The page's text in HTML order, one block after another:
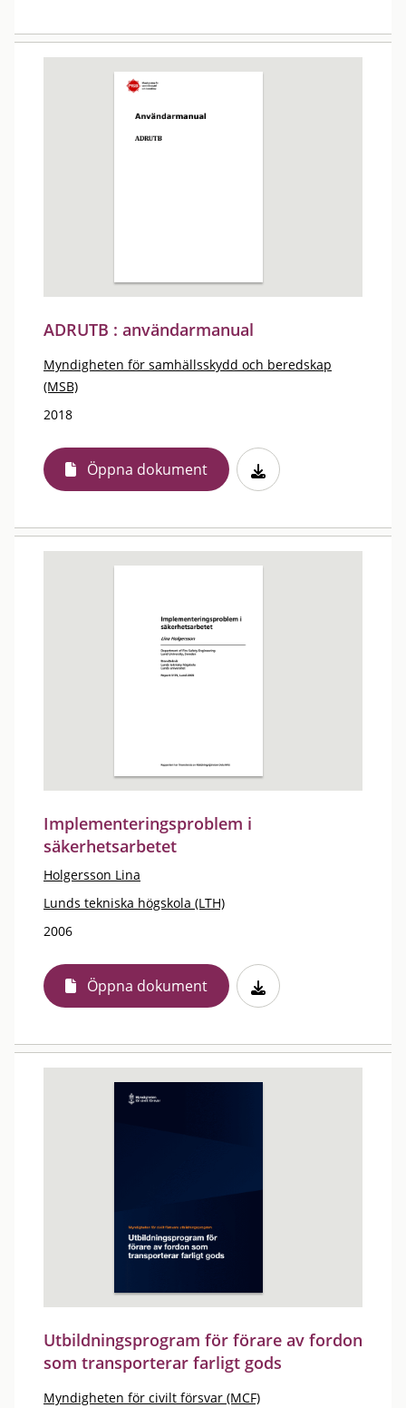
ADRUTB : användarmanual
Myndigheten för samhällsskydd och beredskap
(MSB)
2018
Öppna dokument
Implementeringsproblem i
säkerhetsarbetet
Holgersson Lina
Lunds tekniska högskola (LTH)
2006
Öppna dokument
Utbildningsprogram för förare av fordon
som transporterar farligt gods
Myndigheten för civilt försvar (MCF)